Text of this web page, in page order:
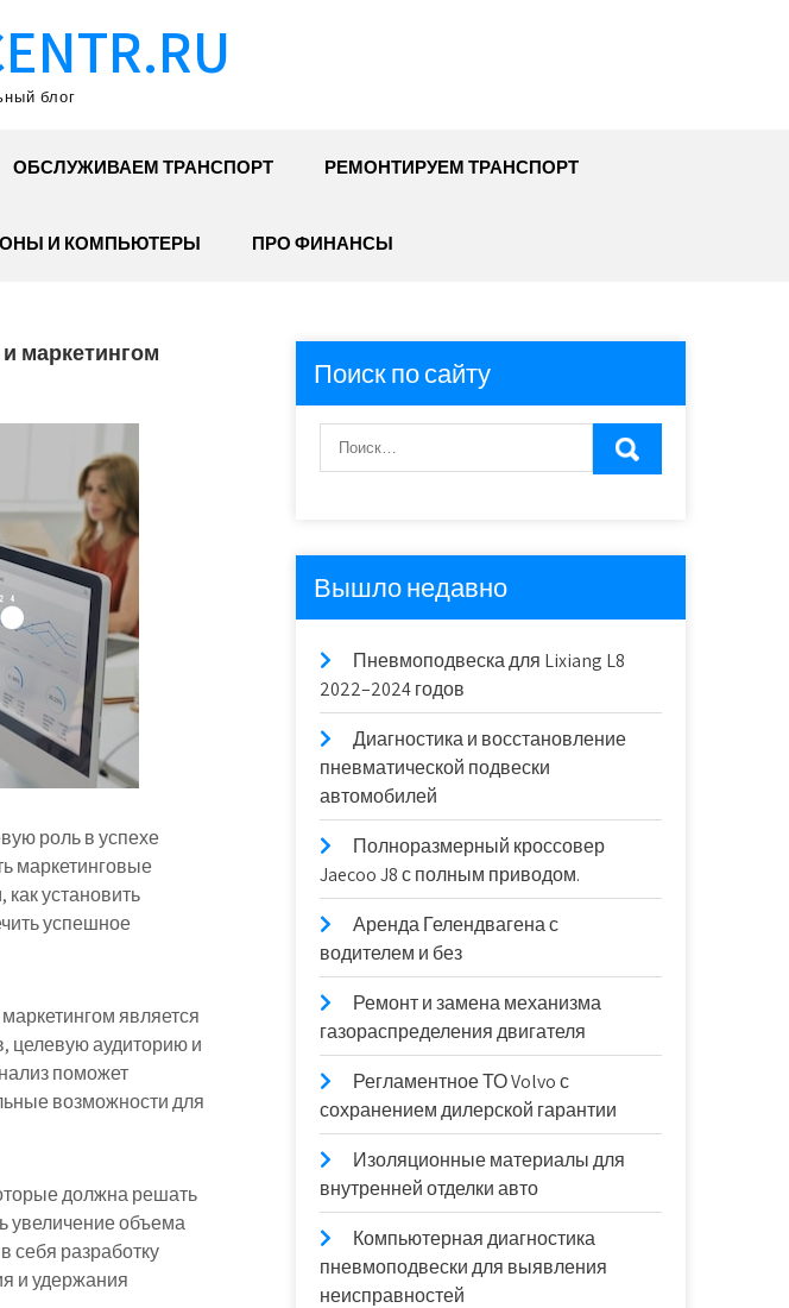
блог
ОБСЛУЖИВАЕМ ТРАНСПОРТ РЕМОНТИРУЕМ ТРАНСПОРТ
И КОМПЬЮТЕРЫ ПРО ФИНАНСЫ
маркетингом
роль в успехе
маркетинговые
установить
успешное
является
целевую аудиторию и
поможет
возможности для
должна решать
увеличение объема
себя разработку
и удержания
Поиск по сайту
Вышло недавно
Пневмоподвеска для Lixiang L8
2022–2024 годов
Диагностика и восстановление
пневматической подвески
автомобилей
Полноразмерный кроссовер
Jaecoo J8 с полным приводом.
Аренда Гелендвагена с
водителем и без
Ремонт и замена механизма
газораспределения двигателя
Регламентное ТО Volvo с
сохранением дилерской гарантии
Изоляционные материалы для
внутренней отделки авто
Компьютерная диагностика
пневмоподвески для выявления
неисправностей